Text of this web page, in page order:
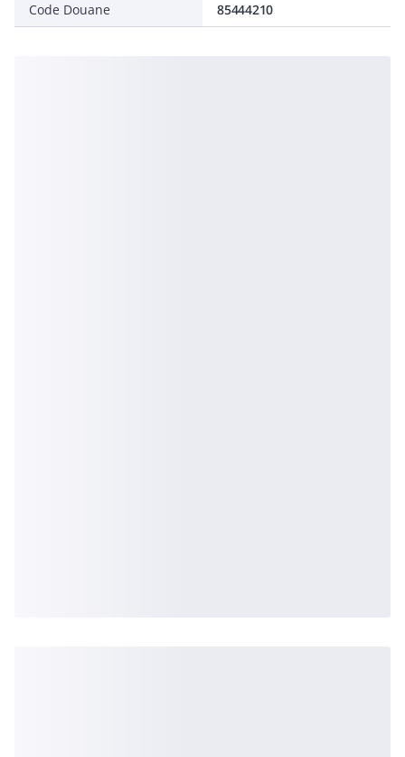
Code Douane 85444210